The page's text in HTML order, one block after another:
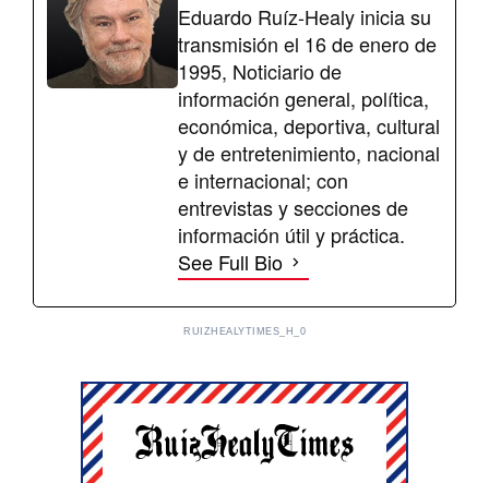
Eduardo Ruíz-Healy inicia su
transmisión el 16 de enero de
1995, Noticiario de
información general, política,
económica, deportiva, cultural
y de entretenimiento, nacional
e internacional; con
entrevistas y secciones de
información útil y práctica.
See Full Bio
RUIZHEALYTIMES_H_0